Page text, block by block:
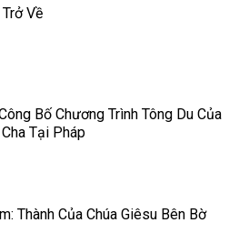
Về
Bố Chương Trình Tông Du Của
Tại Pháp
Thành Của Chúa Giêsu Bên Bờ